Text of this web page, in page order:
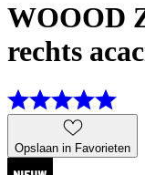
WOOOD
rechts
Opslaan in Favorieten